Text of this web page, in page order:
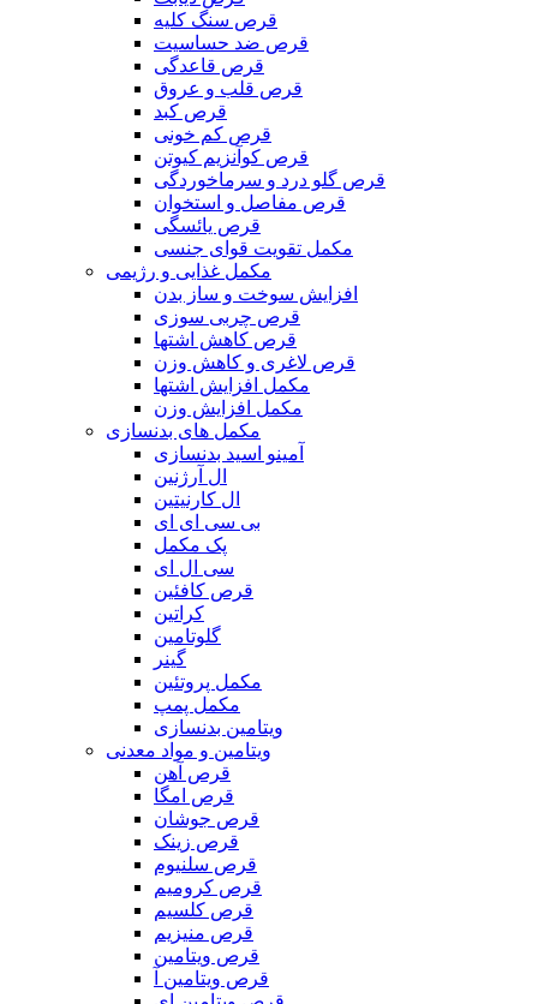
قرص سنگ کلیه
قرص ضد حساسیت
قرص قاعدگی
قرص قلب و عروق
قرص کبد
قرص کم خونی
قرص کوآنزیم کیوتن
قرص گلو درد و سرماخوردگی
قرص مفاصل و استخوان
قرص یائسگی
مکمل تقویت قوای جنسی
مکمل غذایی و رژیمی
افزایش سوخت و ساز بدن
قرص چربی سوزی
قرص کاهش اشتها
قرص لاغری و کاهش وزن
مکمل افزایش اشتها
مکمل افزایش وزن
مکمل های بدنسازی
آمینو اسید بدنسازی
ال آرژنین
ال کارنیتین
بی سی ای ای
پک مکمل
سی ال ای
قرص کافئین
کراتین
گلوتامین
گینر
مکمل پروتئین
مکمل پمپ
ویتامین بدنسازی
ویتامین و مواد معدنی
قرص آهن
قرص امگا
قرص جوشان
قرص زینک
قرص سلنیوم
قرص کرومیم
قرص کلسیم
قرص منیزیم
قرص ویتامین
قرص ویتامین آ